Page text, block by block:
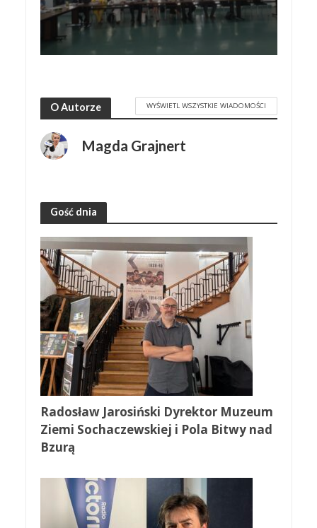
O Autorze WYŚWIETL WSZYSTKIE WIADOMOŚCI
Magda Grajnert
Gość dnia
Radosław Jarosiński Dyrektor Muzeum
Ziemi Sochaczewskiej i Pola Bitwy nad
Bzurą